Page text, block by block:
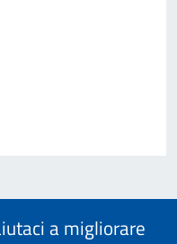
a migliorare